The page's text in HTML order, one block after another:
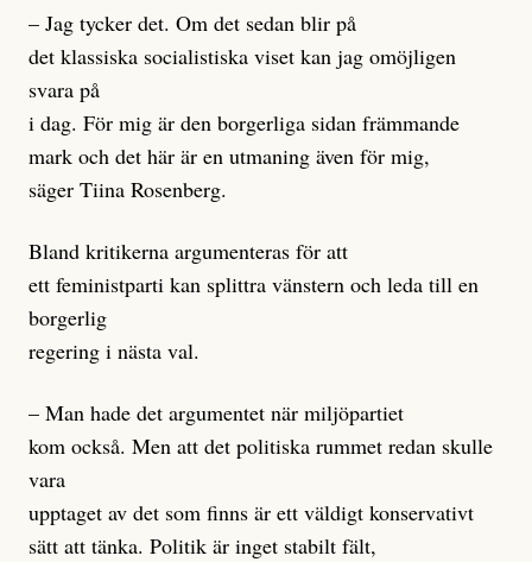
– Jag tycker det. Om det sedan blir på
det klassiska socialistiska viset kan jag omöjligen
svara på
i dag. För mig är den borgerliga sidan främmande
mark och det här är en utmaning även för mig,
säger Tiina Rosenberg.
Bland kritikerna argumenteras för att
ett feministparti kan splittra vänstern och leda till en
borgerlig
regering i nästa val.
– Man hade det argumentet när miljöpartiet
kom också. Men att det politiska rummet redan skulle
vara
upptaget av det som finns är ett väldigt konservativt
sätt att tänka. Politik är inget stabilt fält,